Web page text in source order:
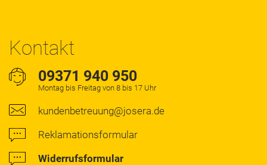
Kontakt
09371 940 950
Montag bis Freitag von 8 bis 17 Uhr
kundenbetreuung@josera.de
Reklamationsformular
Widerrufsformular